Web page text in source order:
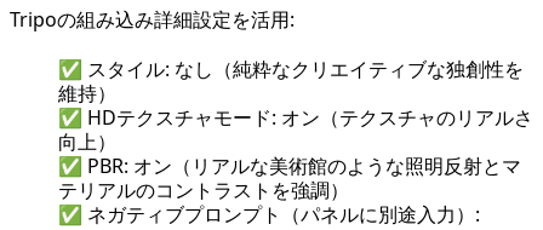
Tripoの組み込み詳細設定を活用:
✅ スタイル: なし（純粋なクリエイティブな独創性を
維持）
✅ HDテクスチャモード: オン（テクスチャのリアルさ
向上）
✅ PBR: オン（リアルな美術館のような照明反射とマ
テリアルのコントラストを強調）
✅ ネガティブプロンプト（パネルに別途入力）: